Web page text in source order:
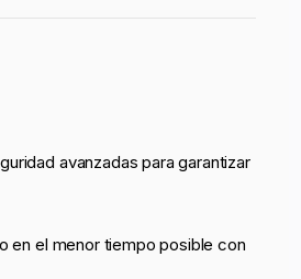
avanzadas para garantizar
en el menor tiempo posible con